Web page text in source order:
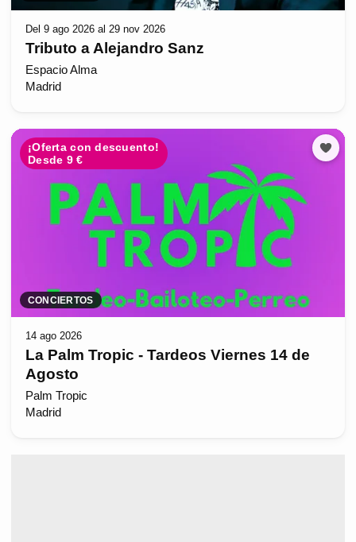
Del 9 ago 2026 al 29 nov 2026
Tributo a Alejandro Sanz
Espacio Alma
Madrid
¡Oferta con descuento!
Desde 9 €
CONCIERTOS
14 ago 2026
La Palm Tropic - Tardeos Viernes 14 de
Agosto
Palm Tropic
Madrid